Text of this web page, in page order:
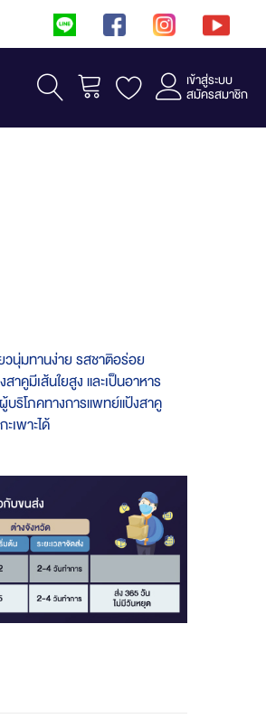
รถเข็น เข้าสู่ระบบ
สมัครสมาชิก
วนุ่มทานง่าย รสชาติอร่อย
าคูมีเส้นใยสูง และเป็นอาหาร
ริโภคทางการแพทย์แป้งสาคู
เพาะได้